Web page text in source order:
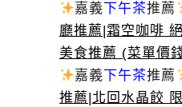
嘉義下午茶推薦
廳推薦|霜空咖啡
美食推薦 (菜單價
嘉義下午茶推薦
推薦|北回水晶餃